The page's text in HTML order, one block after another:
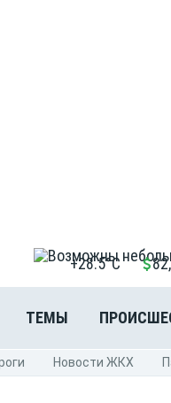
+28.5°C
ТЕМЫ
Новости ЖКХ